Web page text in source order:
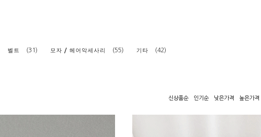
벨트 (31) 모자 / 헤어악세사리 (55) 기타 (42)
신상품순 인기순 낮은가격 높은가격